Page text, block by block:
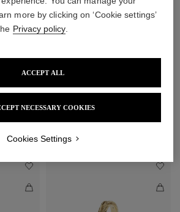
BIJOUX
more by clicking on ‘Cookie settings’
Privacy policy.
NECESSARY COOKIES
ACCEPT ALL
Cookies Settings